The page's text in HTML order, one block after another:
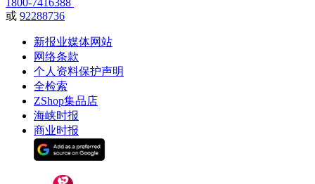
1800-7416388
或 92288736
新报业媒体网站
网络条款
个人资料保护声明
全检索
ZShop集品店
海峡时报
商业时报